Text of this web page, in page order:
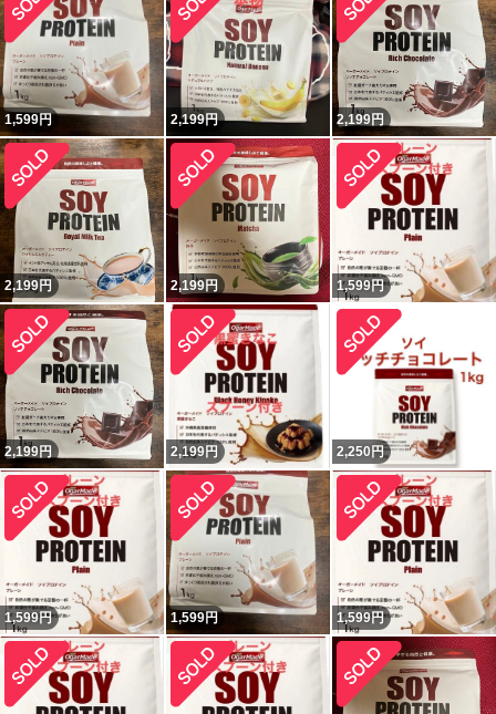
1,599円 2,199円 2,199円
2,199円 2,199円 1,599円
2,199円 2,199円 2,250 円
1,599円 1,599円 1,599円